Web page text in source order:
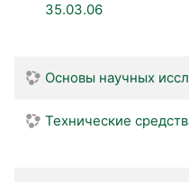
35.03.06
Основы научных
Технические